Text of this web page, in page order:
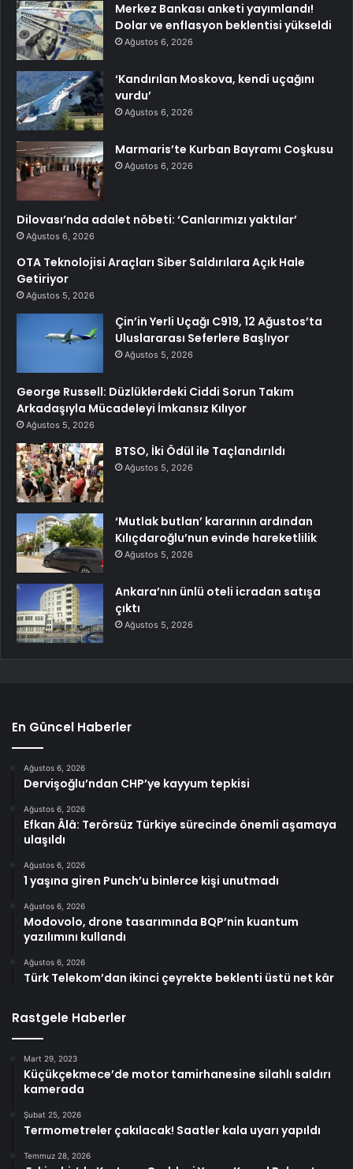
Merkez Bankası anketi yayımlandı!
Dolar ve enflasyon beklentisi yükseldi
Ağustos 6, 2026
‘Kandırılan Moskova, kendi uçağını
vurdu’
Ağustos 6, 2026
Marmaris’te Kurban Bayramı Coşkusu
Ağustos 6, 2026
Dilovası’nda adalet nöbeti: ‘Canlarımızı yaktılar’
Ağustos 6, 2026
OTA Teknolojisi Araçları Siber Saldırılara Açık Hale
Getiriyor
Ağustos 5, 2026
Çin’in Yerli Uçağı C919, 12 Ağustos’ta
Uluslararası Seferlere Başlıyor
Ağustos 5, 2026
George Russell: Düzlüklerdeki Ciddi Sorun Takım
Arkadaşıyla Mücadeleyi İmkansız Kılıyor
Ağustos 5, 2026
BTSO, İki Ödül ile Taçlandırıldı
Ağustos 5, 2026
‘Mutlak butlan’ kararının ardından
Kılıçdaroğlu’nun evinde hareketlilik
Ağustos 5, 2026
Ankara’nın ünlü oteli icradan satışa
çıktı
Ağustos 5, 2026
En Güncel Haberler
Ağustos 6, 2026
Dervişoğlu’ndan CHP’ye kayyum tepkisi
Ağustos 6, 2026
Efkan Âlâ: Terörsüz Türkiye sürecinde önemli aşamaya
ulaşıldı
Ağustos 6, 2026
1 yaşına giren Punch’u binlerce kişi unutmadı
Ağustos 6, 2026
Modovolo, drone tasarımında BQP’nin kuantum
yazılımını kullandı
Ağustos 6, 2026
Türk Telekom’dan ikinci çeyrekte beklenti üstü net kâr
Rastgele Haberler
Mart 29, 2023
Küçükçekmece’de motor tamirhanesine silahlı saldırı
kamerada
Şubat 25, 2026
Termometreler çakılacak! Saatler kala uyarı yapıldı
Temmuz 28, 2026